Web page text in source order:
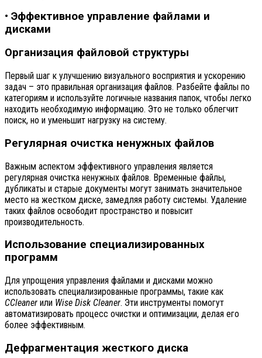
• Эффективное управление файлами и
дисками
Организация файловой структуры
Первый шаг к улучшению визуального восприятия и ускорению
задач – это правильная организация файлов. Разбейте файлы по
категориям и используйте логичные названия папок, чтобы легко
находить необходимую информацию. Это не только облегчит
поиск, но и уменьшит нагрузку на систему.
Регулярная очистка ненужных файлов
Важным аспектом эффективного управления является
регулярная очистка ненужных файлов. Временные файлы,
дубликаты и старые документы могут занимать значительное
место на жестком диске, замедляя работу системы. Удаление
таких файлов освободит пространство и повысит
производительность.
Использование специализированных
программ
Для упрощения управления файлами и дисками можно
использовать специализированные программы, такие как
CCleaner или Wise Disk Cleaner. Эти инструменты помогут
автоматизировать процесс очистки и оптимизации, делая его
более эффективным.
Дефрагментация жесткого диска